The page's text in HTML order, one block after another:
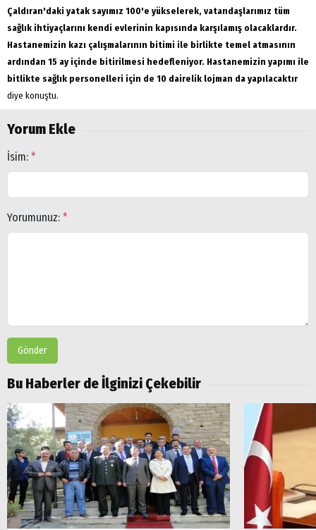
Çaldıran'daki yatak sayımız 100'e yükselerek, vatandaşlarımız tüm
sağlık ihtiyaçlarını kendi evlerinin kapısında karşılamış olacaklardır.
Hastanemizin kazı çalışmalarının bitimi ile birlikte temel atmasının
ardından 15 ay içinde bitirilmesi hedefleniyor. Hastanemizin yapımı ile
bitlikte sağlık personelleri için de 10 dairelik lojman da yapılacaktır
diye konuştu.
Yorum Ekle
İsim: *
Yorumunuz: *
Gönder
Bu Haberler de İlginizi Çekebilir